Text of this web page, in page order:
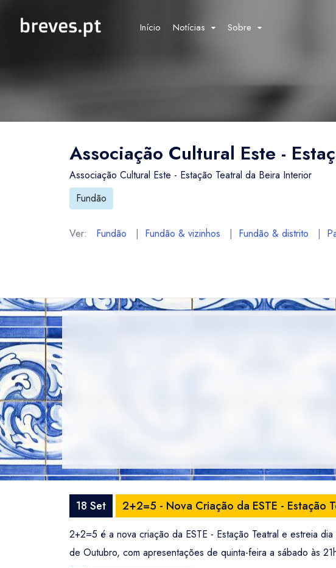
Início Notícias Sobre
Associação Cultural Este -
Associação Cultural Este - Estação Teatral da Beira Interior
Fundão
Ver: Fundão | Fundão & vizinhos | Fundão & distrito |
18 Set 2+2=5 - Nova Criação da ESTE - Estação
2+2=5 é a nova criação da ESTE - Estação Teatral e estreia
de Outubro, com apresentações de quinta-feira a sábado às